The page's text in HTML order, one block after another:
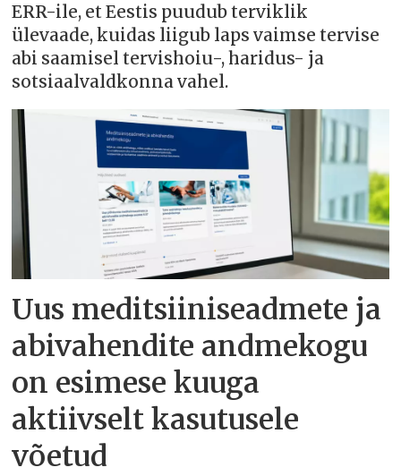
ERR-ile, et Eestis puudub terviklik
ülevaade, kuidas liigub laps vaimse tervise
abi saamisel tervishoiu-, haridus- ja
sotsiaalvaldkonna vahel.
Uus meditsiiniseadmete ja
abivahendite andmekogu
on esimese kuuga
aktiivselt kasutusele
võetud